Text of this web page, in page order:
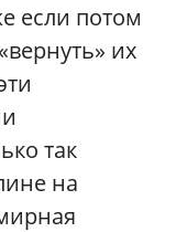
если потом
их
так
на